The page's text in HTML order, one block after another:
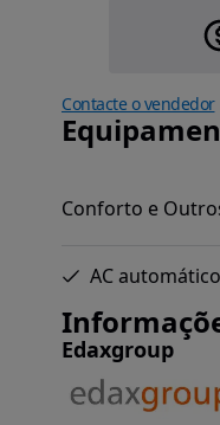
Contacte o vendedor
Conforto e
AC automático
Edaxgroup